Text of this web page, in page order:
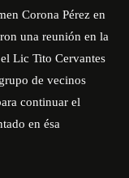
Corona Pérez en
una reunión en la
Lic Tito Cervantes
de vecinos
continuar el
en ésa